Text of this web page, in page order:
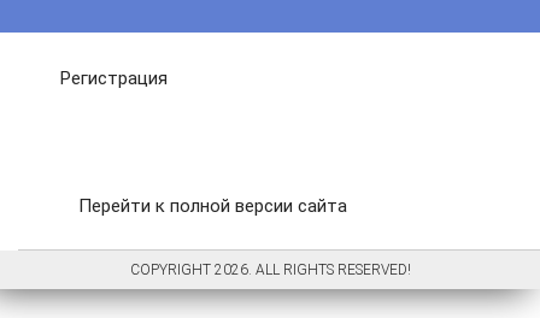
Регистрация
Перейти к полной версии сайта
COPYRIGHT 2026. ALL RIGHTS RESERVED!